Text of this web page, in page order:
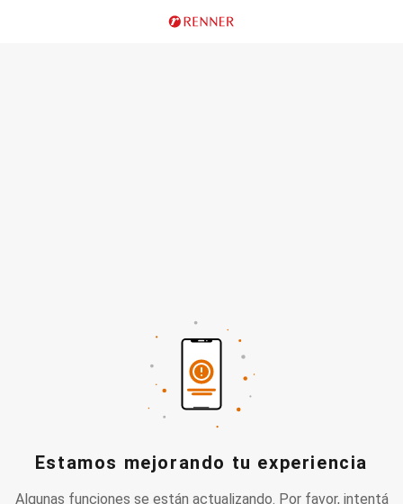
Estamos mejorando tu experiencia
Algunas funciones se están actualizando. Por favor, intentá